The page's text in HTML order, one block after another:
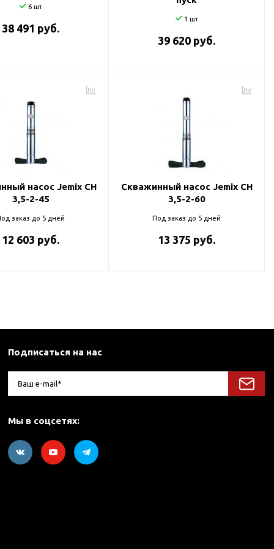
6 шт
38 491 руб.
1 шт
39 620 руб.
насос Jemix CH
3,5-2-45
заказ до 5 дней
12 603 руб.
Скважинный насос Jemix CH
3,5-2-60
Под заказ до 5 дней
13 375 руб.
Подписаться на нас
Мы в соцсетях: